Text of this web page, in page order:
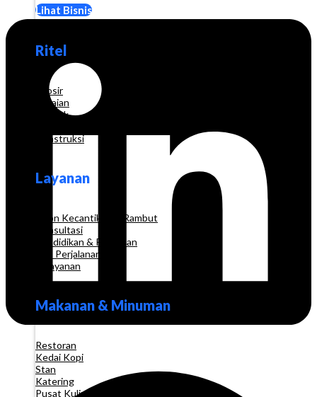
Lihat Bisnis
Ritel
Grosir
Pakaian
Apotek
Konstruksi
Layanan
Salon Kecantikan & Rambut
Konsultasi
Pendidikan & Pelatihan
Biro Perjalanan
Pelayanan
Makanan & Minuman
Restoran
Kedai Kopi
Stan
Katering
Pusat Kuliner